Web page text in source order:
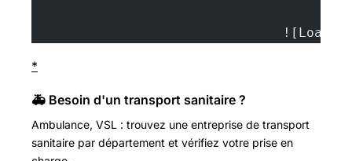
*
🚑 Besoin d'un transport sanitaire ?
Ambulance, VSL : trouvez une entreprise de transport
sanitaire par département et vérifiez votre prise en